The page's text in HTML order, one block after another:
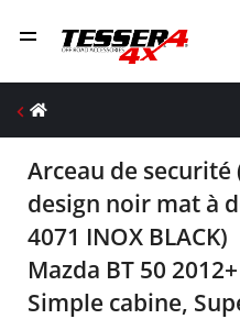
Arceau de
design noir mat à
4071 INOX BLACK)
Mazda BT 50
Simple cabine,